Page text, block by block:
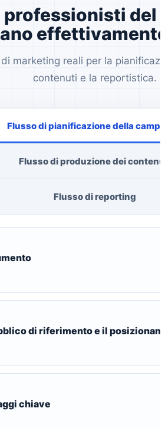
professionisti del
marketing reali per la
contenuti e la reportistica.
Flusso di pianificazione della
Flusso di produzione dei
Flusso di reporting
di riferimento e il
chiave